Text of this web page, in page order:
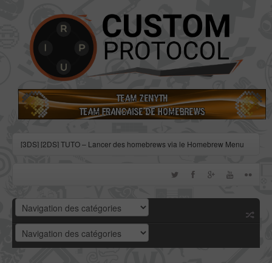
[3DS] [2DS] TUTO – Lancer des homebrews via le Homebrew Menu
[3DS] [2DS] TUTO - Utiliser l’exploit BannerBomb3 pour obtenir un
[3DS] [2DS] TUTO – Obtenir sa clé « movable.sed » de chiffrage
DSiWare via Seedminer
[Vita] Firmware 3.71 : et un nouveau firmware inutile, un !